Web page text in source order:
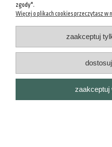
zgody".
Więcej o plikach cookies przeczytasz w
zaakceptuj